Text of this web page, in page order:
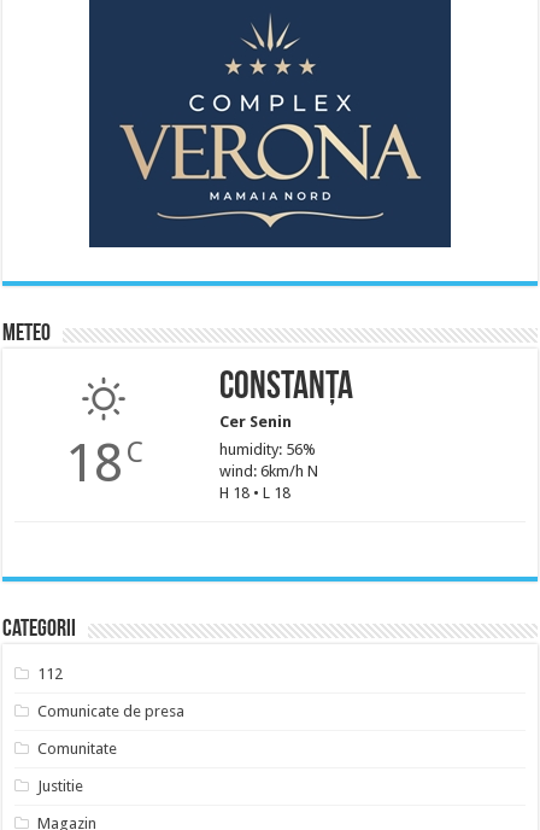
Meteo
18 C
Constanța
Cer Senin
humidity: 56%
wind: 6km/h N
H 18 • L 18
Categorii
112
Comunicate de presa
Comunitate
Justitie
Magazin